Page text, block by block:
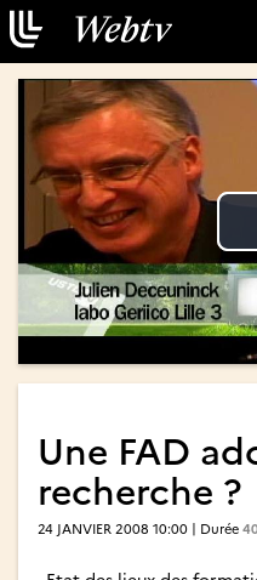
Une FAD
recherche ?
24 JANVIER 2008 10:00 | Durée